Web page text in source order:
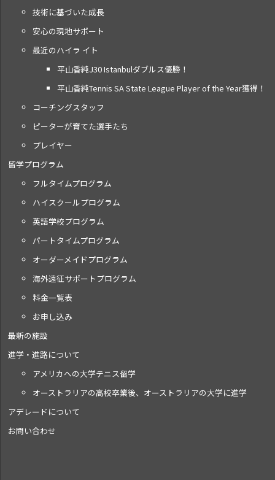
技術に基づいた成長
安心の現地サポート
最近のハイラ イト
平山香純J30 Istanbulダブルス優勝！
平山香純Tennis SA State League Player of the Year獲得！
コーチングスタッフ
ピーターが育てた選手たち
プレイヤー
留学プログラム
フルタイムプログラム
ハイスクールプログラム
英語学校プログラム
パートタイムプログラム
オーダーメイドプログラム
海外遠征サポートプログラム
料金一覧表
お申し込み
最新の施設
進学・進路について
アメリカへの大学テニス留学
オーストラリアの高校卒業後、オーストラリアの大学に進学
アデレードについて
お問い合わせ